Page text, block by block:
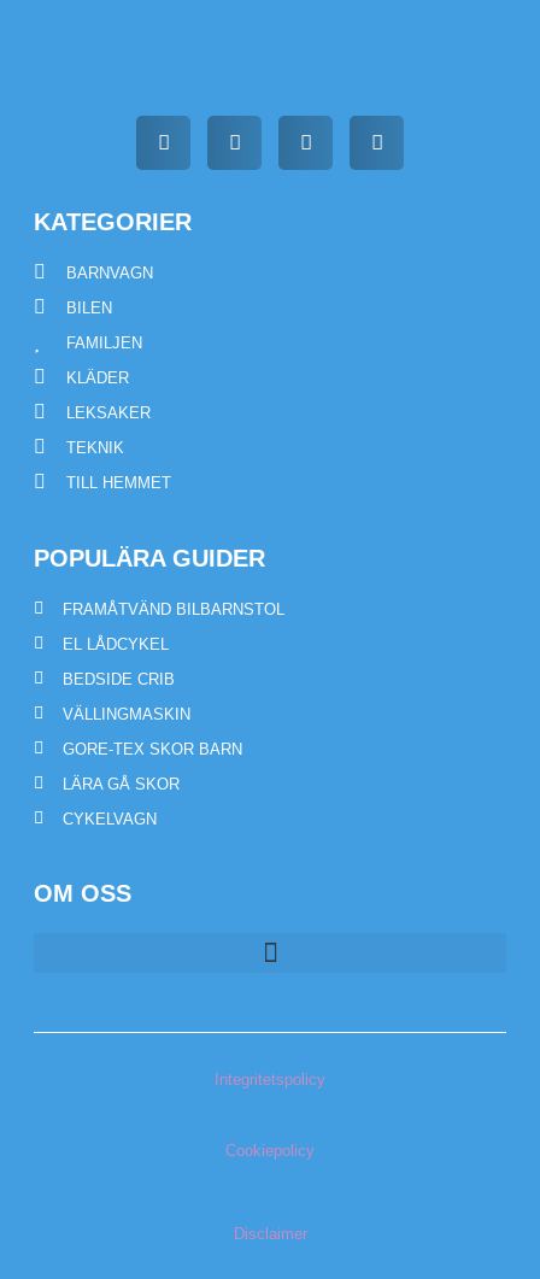
KATEGORIER
BARNVAGN
BILEN
FAMILJEN
KLÄDER
LEKSAKER
TEKNIK
TILL HEMMET
POPULÄRA GUIDER
FRAMÅTVÄND BILBARNSTOL
EL LÅDCYKEL
BEDSIDE CRIB
VÄLLINGMASKIN
GORE-TEX SKOR BARN
LÄRA GÅ SKOR
CYKELVAGN
OM OSS
Integritetspolicy
Cookiepolicy
Disclaimer